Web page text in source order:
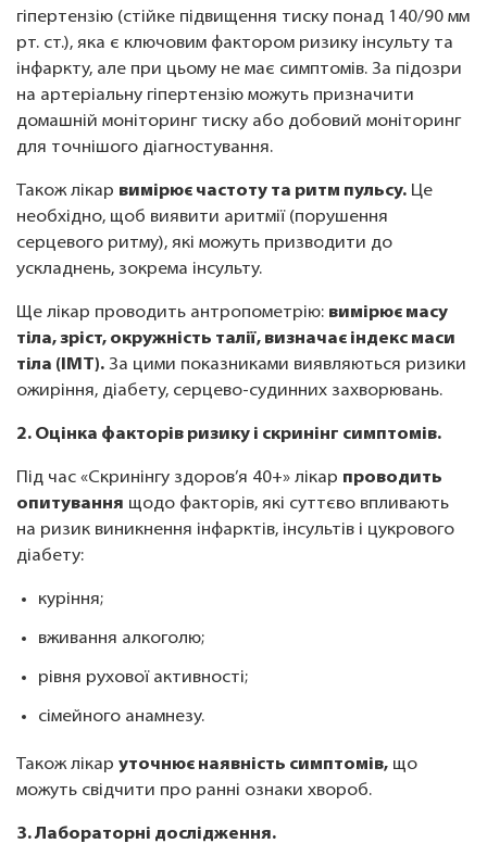
гіпертензію (стійке підвищення тиску понад 140/90 мм
рт. ст.), яка є ключовим фактором ризику інсульту та
інфаркту, але при цьому не має симптомів. За підозри
на артеріальну гіпертензію можуть призначити
домашній моніторинг тиску або добовий моніторинг
для точнішого діагностування.
Також лікар вимірює частоту та ритм пульсу. Це
необхідно, щоб виявити аритмії (порушення
серцевого ритму), які можуть призводити до
ускладнень, зокрема інсульту.
Ще лікар проводить антропометрію: вимірює масу
тіла, зріст, окружність талії, визначає індекс маси
тіла (ІМТ). За цими показниками виявляються ризики
ожиріння, діабету, серцево-судинних захворювань.
2. Оцінка факторів ризику і скринінг симптомів.
Під час «Скринінгу здоров’я 40+» лікар проводить
опитування щодо факторів, які суттєво впливають
на ризик виникнення інфарктів, інсультів і цукрового
діабету:
куріння;
вживання алкоголю;
рівня рухової активності;
сімейного анамнезу.
Також лікар уточнює наявність симптомів, що
можуть свідчити про ранні ознаки хвороб.
3. Лабораторні дослідження.